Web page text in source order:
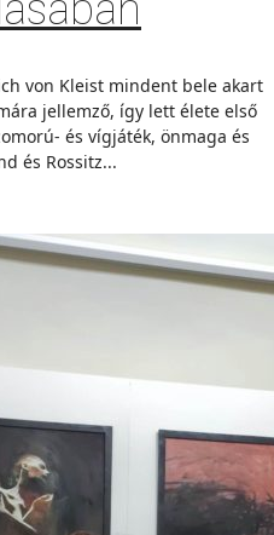
von Kleist mindent bele akart
jellemző, így lett élete első
és vígjáték, önmaga és
és Rossitz...